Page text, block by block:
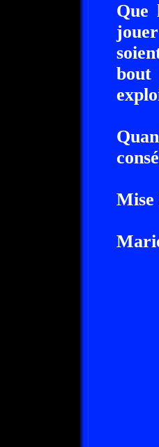
Que
Mise